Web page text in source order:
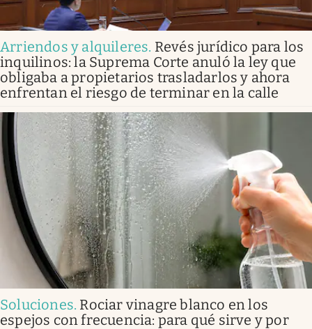
Arriendos y alquileres. Revés jurídico para los
inquilinos: la Suprema Corte anuló la ley que
obligaba a propietarios trasladarlos y ahora
enfrentan el riesgo de terminar en la calle
Soluciones. Rociar vinagre blanco en los
espejos con frecuencia: para qué sirve y por